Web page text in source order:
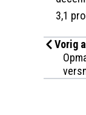
3,1
Vorig